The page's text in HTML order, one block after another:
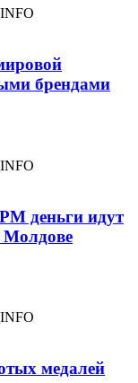
брендами
деньги идут
Молдове
медалей